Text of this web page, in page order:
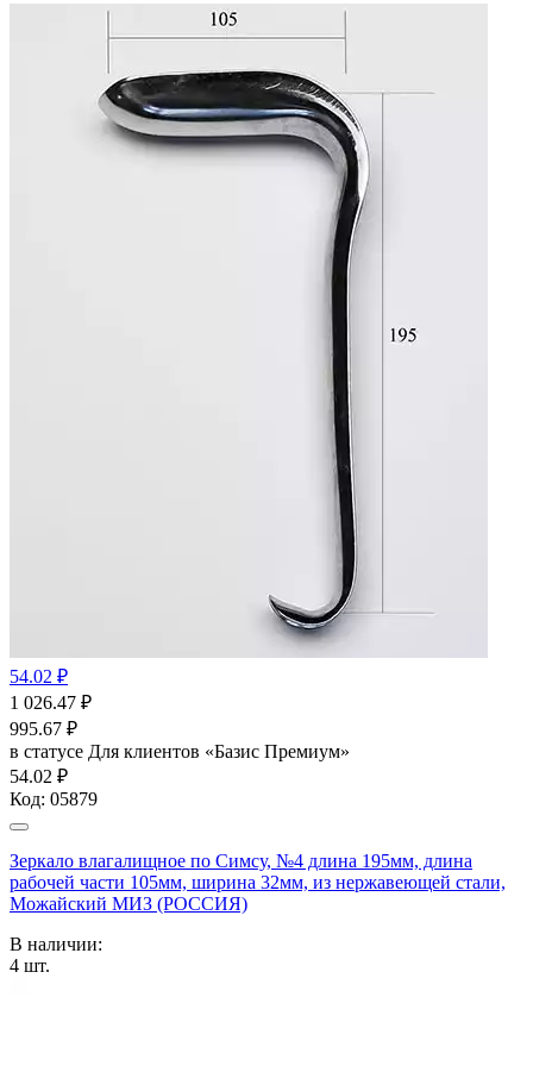
54.02 ₽
1 026.47 ₽
995.67 ₽
в статусе Для клиентов «Базис Премиум»
54.02 ₽
Код: 05879
Зеркало влагалищное по Симсу, №4 длина 195мм, длина
рабочей части 105мм, ширина 32мм, из нержавеющей стали,
Можайский МИЗ (РОССИЯ)
В наличии:
4 шт.